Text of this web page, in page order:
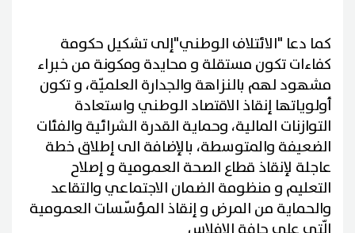
كما دعا "الائتلاف الوطني"إلى تشكيل حكومة
كفاءات تكون مستقلة و محايدة ومكونة من خبراء
مشهود لهم بالنزاهة والجدارة العلميّة، و تكون
أولوياتها إنقاذ الاقتصاد الوطني واستعادة
التوازنات المالية، وحماية القدرة الشرائية والفئات
الضعيفة والمتوسطة، بالإضافة الى إطلاق خطة
عاجلة لإنقاذ قطاع الصحة العمومية و إصلاح
التعليم و منظومة الضمان الاجتماعي والتقاعد
والحماية من المرض و إنقاذ المؤسّسات العمومية